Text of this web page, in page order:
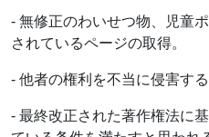
- 無修正のわいせつ物、児童
されているページの取得。
- 他者の権利を不当に侵害す
- 最終改正された著作権法に